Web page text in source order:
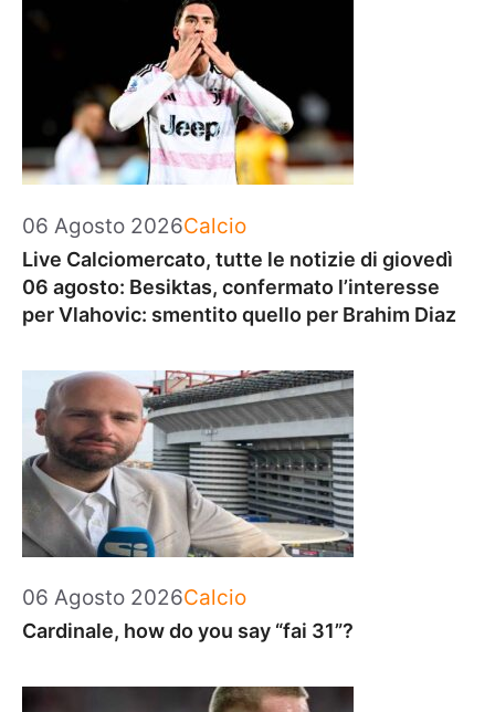
06 Agosto 2026Categorie
Calcio
Live Calciomercato, tutte le notizie di giovedì
06 agosto: Besiktas, confermato l’interesse
per Vlahovic: smentito quello per Brahim Diaz
06 Agosto 2026Categorie
Calcio
Cardinale, how do you say “fai 31”?